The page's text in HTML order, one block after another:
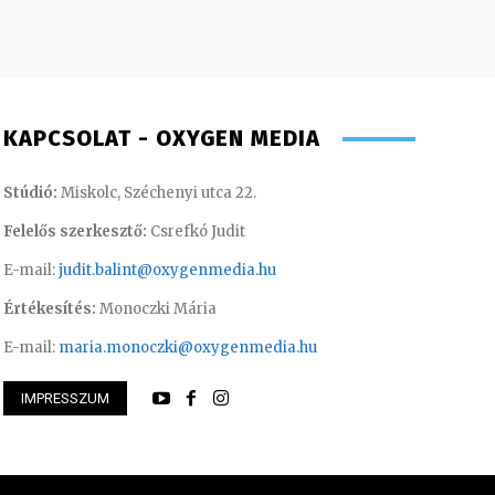
– technikus
KAPCSOLAT - OXYGEN MEDIA
Stúdió: Miskolc, Széchenyi utca 22.
Felelős szerkesztő: Csrefkó Judit
E-mail:judit.balint@oxygenmedia.hu
Értékesítés: Monoczki Mária
E-mail: maria.monoczki@oxygenmedia.hu
IMPRESSZUM